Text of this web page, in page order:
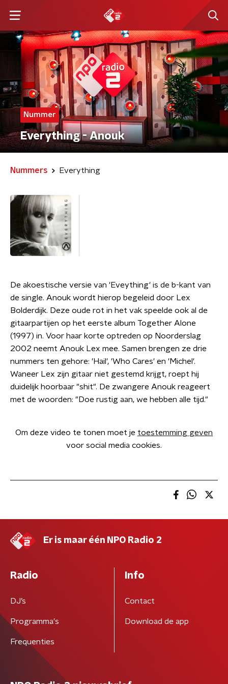
Nummer
Everything - Anouk
Nummers Everything
De akoestische versie van 'Eveything' is de b-kant van
de single. Anouk wordt hierop begeleid door Lex
Bolderdijk. Deze oude rot in het vak speelde ook al de
gitaarpartijen op het eerste album Together Alone
(1997) in. Voor haar korte optreden op Noorderslag
2002 neemt Anouk Lex mee. Samen brengen ze drie
nummers ten gehore: 'Hail', 'Who Cares' en 'Michel'.
Waneer Lex zijn gitaar niet gestemd krijgt, roept hij
duidelijk hoorbaar "shit". De zwangere Anouk reageert
met de woorden: "Doe rustig aan, we hebben alle tijd."
Om deze video te tonen moet je toestemming geven
voor social media cookies.
Er is maar één NPO Radio 2
Radio
DJ’s
Programma's
Frequenties
Info
Contact
Download de app